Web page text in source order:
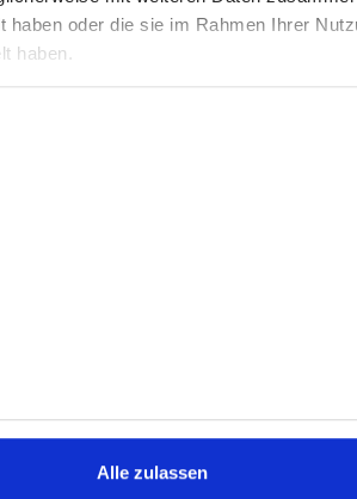
haben oder die sie im Rahmen Ihrer
haben.
Alle zulassen
reinhören!